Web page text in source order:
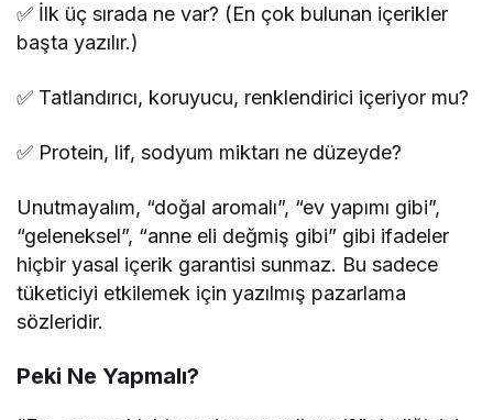
✅ İlk üç sırada ne var? (En çok bulunan içerikler
başta yazılır.)
✅ Tatlandırıcı, koruyucu, renklendirici içeriyor mu?
✅ Protein, lif, sodyum miktarı ne düzeyde?
Unutmayalım, “doğal aromalı”, “ev yapımı gibi”,
“geleneksel”, “anne eli değmiş gibi” gibi ifadeler
hiçbir yasal içerik garantisi sunmaz. Bu sadece
tüketiciyi etkilemek için yazılmış pazarlama
sözleridir.
Peki Ne Yapmalı?